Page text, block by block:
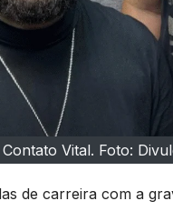
Vital. Foto:
de carreira com a